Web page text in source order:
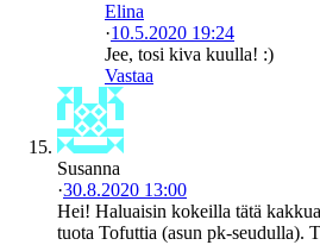
Elina
·10.5.2020 19:24
Jee, tosi kiva kuulla! :)
Vastaa
Susanna
·30.8.2020 13:00
Hei! Haluaisin kokeilla tätä
tuota Tofuttia (asun pk-seudulla).